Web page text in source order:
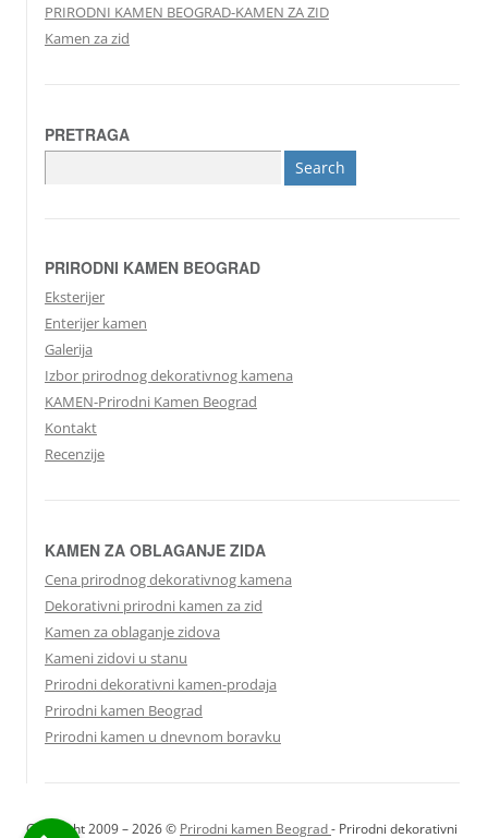
PRIRODNI KAMEN BEOGRAD-KAMEN ZA ZID
Kamen za zid
PRETRAGA
for:
PRIRODNI KAMEN BEOGRAD
Eksterijer
Enterijer kamen
Galerija
Izbor prirodnog dekorativnog kamena
KAMEN-Prirodni Kamen Beograd
Kontakt
Recenzije
KAMEN ZA OBLAGANJE ZIDA
Cena prirodnog dekorativnog kamena
Dekorativni prirodni kamen za zid
Kamen za oblaganje zidova
Kameni zidovi u stanu
Prirodni dekorativni kamen-prodaja
Prirodni kamen Beograd
Prirodni kamen u dnevnom boravku
Copyright 2009 – 2026 © Prirodni kamen Beograd- Prirodni dekorativni